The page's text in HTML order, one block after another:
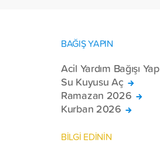
BAĞIŞ YAPIN
Acil Yardım Bağışı Yap
Su Kuyusu Aç
Ramazan 2026
Kurban 2026
BİLGİ EDİNİN